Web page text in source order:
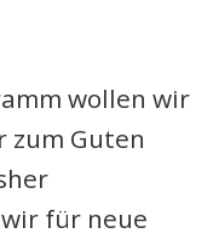
wollen wir
zum Guten
für neue